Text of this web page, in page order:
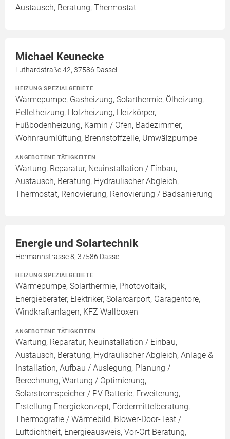
Austausch, Beratung, Thermostat
Michael Keunecke
Luthardstraße 42, 37586 Dassel
HEIZUNG SPEZIALGEBIETE
Wärmepumpe, Gasheizung, Solarthermie, Ölheizung,
Pelletheizung, Holzheizung, Heizkörper,
Fußbodenheizung, Kamin / Ofen, Badezimmer,
Wohnraumlüftung, Brennstoffzelle, Umwälzpumpe
ANGEBOTENE TÄTIGKEITEN
Wartung, Reparatur, Neuinstallation / Einbau,
Austausch, Beratung, Hydraulischer Abgleich,
Thermostat, Renovierung, Renovierung / Badsanierung
Energie und Solartechnik
Hermannstrasse 8, 37586 Dassel
HEIZUNG SPEZIALGEBIETE
Wärmepumpe, Solarthermie, Photovoltaik,
Energieberater, Elektriker, Solarcarport, Garagentore,
Windkraftanlagen, KFZ Wallboxen
ANGEBOTENE TÄTIGKEITEN
Wartung, Reparatur, Neuinstallation / Einbau,
Austausch, Beratung, Hydraulischer Abgleich, Anlage &
Installation, Aufbau / Auslegung, Planung /
Berechnung, Wartung / Optimierung,
Solarstromspeicher / PV Batterie, Erweiterung,
Erstellung Energiekonzept, Fördermittelberatung,
Thermografie / Wärmebild, Blower-Door-Test /
Luftdichtheit, Energieausweis, Vor-Ort Beratung,